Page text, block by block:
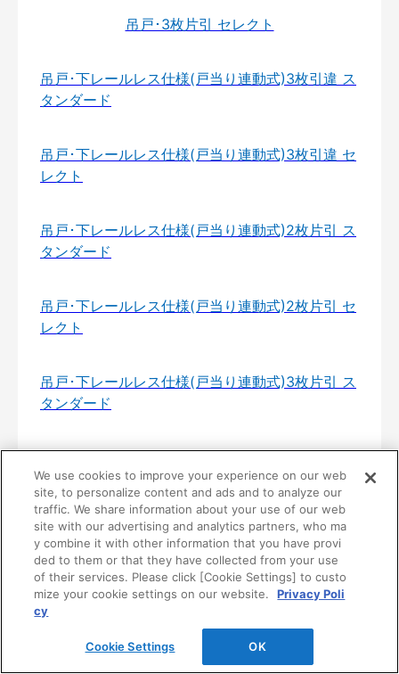
吊戸･3枚片引 セレクト
吊戸･下レールレス仕様(戸当り連動式)3枚引違 ス
タンダード
吊戸･下レールレス仕様(戸当り連動式)3枚引違 セ
レクト
吊戸･下レールレス仕様(戸当り連動式)2枚片引 ス
タンダード
吊戸･下レールレス仕様(戸当り連動式)2枚片引 セ
レクト
吊戸･下レールレス仕様(戸当り連動式)3枚片引 ス
タンダード
レクト
吊戸･片引(カマ錠なし･カマ錠付) スタンダード
吊戸･片引(カマ錠なし･カマ錠付) セレクト
室内ドア・内装ドア・建具のおすすめ
We use cookies to improve your experience on our web
site, to personalize content and ads and to analyze our
traffic. We share information about your use of our web
site with our advertising and analytics partners, who ma
y combine it with other information that you have provi
ded to them or that they have collected from your use
of their services. Please click [Cookie Settings] to custo
mize your cookie settings on our website.
Privacy Poli
cy
Cookie Settings OK